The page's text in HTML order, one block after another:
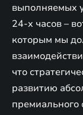
выполняемых
24-х часов –
которым мы
что
развитию